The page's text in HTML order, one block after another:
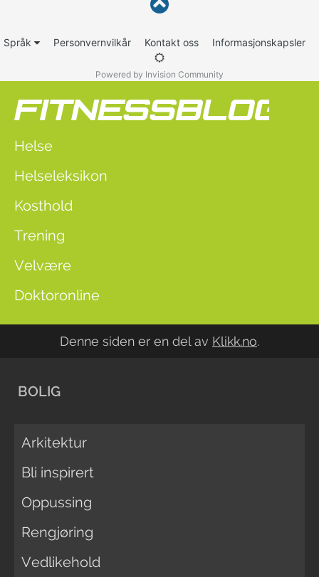
Språk Personvernvilkår Kontakt oss Informasjonskapsler
Powered by Invision Community
Helse
Helseleksikon
Kosthold
Trening
Velvære
Doktoronline
Denne siden er en del av Klikk.no.
BOLIG
Arkitektur
Bli inspirert
Oppussing
Rengjøring
Vedlikehold